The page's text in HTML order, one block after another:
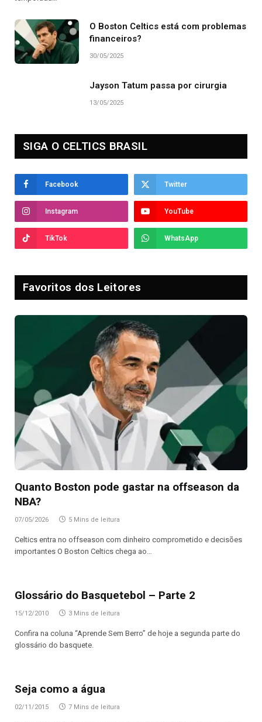
O Boston Celtics está com problemas
financeiros?
30/05/2025
Jayson Tatum passa por cirurgia
13/05/2025
SIGA O CELTICS BRASIL
Facebook Twitter
Instagram YouTube
TikTok WhatsApp
Favoritos dos Leitores
Quanto Boston pode gastar na offseason da
NBA?
07/05/2026 5 Mins de leitura
Celtics entra no offseason com dinheiro comprometido e decisões
importantes O Boston Celtics chega ao…
Glossário do Basquetebol – Parte 2
15/12/2010 3 Mins de leitura
Confira na coluna “Aprende Sem Berro” de hoje a segunda parte do
glossário do basquete.
Seja como a água
02/11/2015 7 Mins de leitura